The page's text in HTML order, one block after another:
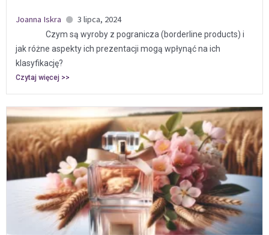
Joanna Iskra 3 lipca, 2024
Czym są wyroby z pogranicza (borderline products) i
jak różne aspekty ich prezentacji mogą wpłynąć na ich
klasyfikację?
Czytaj więcej >>